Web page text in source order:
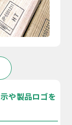
や製品ロゴを